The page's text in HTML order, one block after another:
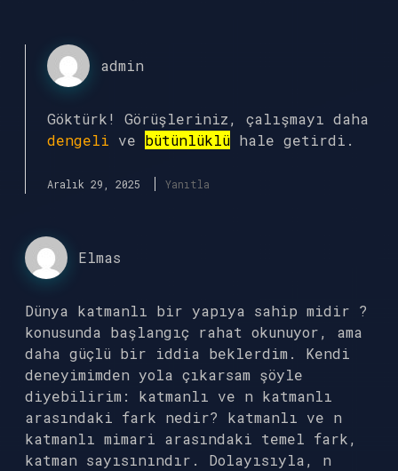
admin
Göktürk! Görüşleriniz, çalışmayı daha
dengeli ve bütünlüklü hale getirdi.
Aralık 29, 2025 Yanıtla
Elmas
Dünya katmanlı bir yapıya sahip midir ?
konusunda başlangıç rahat okunuyor, ama
daha güçlü bir iddia beklerdim. Kendi
deneyimimden yola çıkarsam şöyle
diyebilirim: katmanlı ve n katmanlı
arasındaki fark nedir? katmanlı ve n
katmanlı mimari arasındaki temel fark,
katman sayısınındır. Dolayısıyla, n